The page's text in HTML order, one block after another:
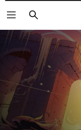
Buscar